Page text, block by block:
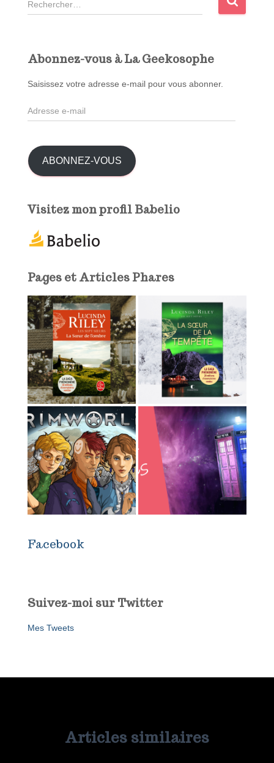
e
c
e
r
Abonnez-vous à La Geekosophe
Saisissez votre adresse e-mail pour vous abonner.
A
d
s
s
a
ABONNEZ-VOUS
Visitez mon profil Babelio
Pages et Articles Phares
Facebook
Suivez-moi sur Twitter
Mes Tweets
Articles similaires